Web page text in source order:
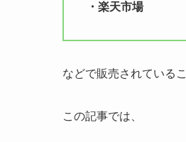
・楽天市場
などで販売されている
この記事では、